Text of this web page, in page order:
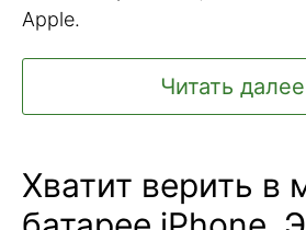
Apple.
Читать
Хватит верить в